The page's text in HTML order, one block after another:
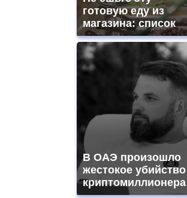
готовую еду из
магазина: список
В ОАЭ произошло
жестокое убийство
криптомиллионера